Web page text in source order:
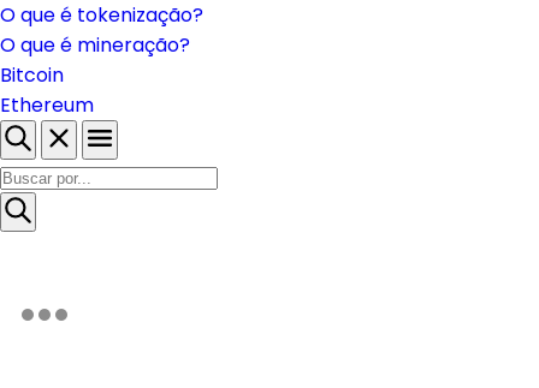
O que é tokenização?
O que é mineração?
Bitcoin
Ethereum